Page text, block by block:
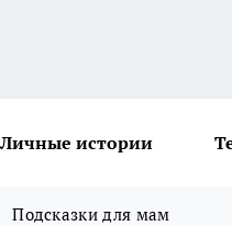
Личные истории
Подсказки для мам